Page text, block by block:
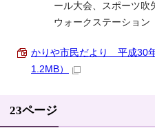
ール大会、スポーツ吹
ウォークステーション
かりや市民だより 平成30
1.2MB）
23ページ